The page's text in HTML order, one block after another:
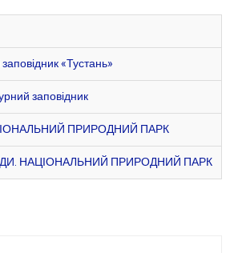
«Тустань»
заповідник
ПРИРОДНИЙ ПАРК
НАЦІОНАЛЬНИЙ ПРИРОДНИЙ ПАРК